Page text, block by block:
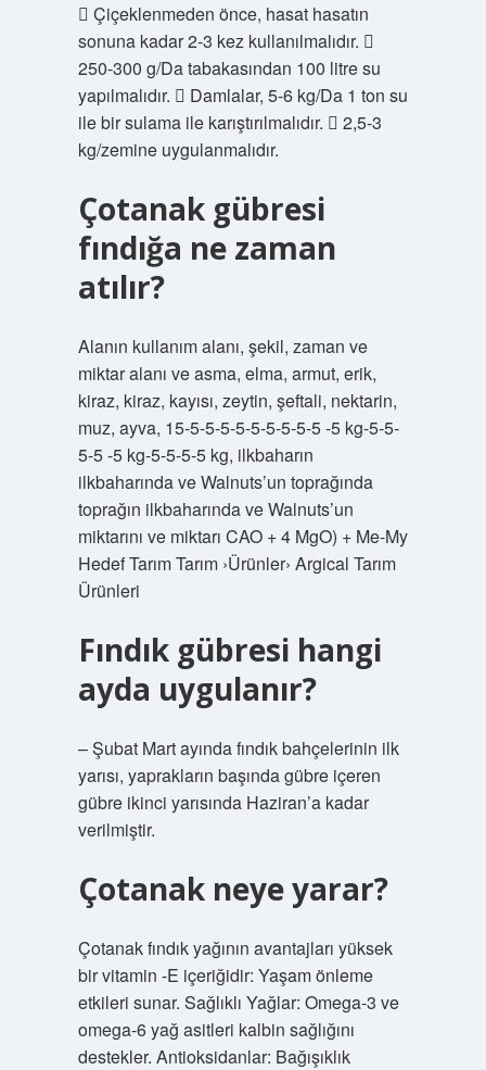
 Çiçeklenmeden önce, hasat hasatın
sonuna kadar 2-3 kez kullanılmalıdır. 
250-300 g/Da tabakasından 100 litre su
yapılmalıdır.  Damlalar, 5-6 kg/Da 1 ton su
ile bir sulama ile karıştırılmalıdır.  2,5-3
kg/zemine uygulanmalıdır.
Çotanak gübresi
fındığa ne zaman
atılır?
Alanın kullanım alanı, şekil, zaman ve
miktar alanı ve asma, elma, armut, erik,
kiraz, kiraz, kayısı, zeytin, şeftali, nektarin,
muz, ayva, 15-5-5-5-5-5-5-5-5-5 -5 kg-5-5-
5-5 -5 kg-5-5-5-5 kg, ilkbaharın
ilkbaharında ve Walnuts’un toprağında
toprağın ilkbaharında ve Walnuts’un
miktarını ve miktarı CAO + 4 MgO) + Me-My
Hedef Tarım Tarım ›Ürünler› Argical Tarım
Ürünleri
Fındık gübresi hangi
ayda uygulanır?
– Şubat Mart ayında fındık bahçelerinin ilk
yarısı, yaprakların başında gübre içeren
gübre ikinci yarısında Haziran’a kadar
verilmiştir.
Çotanak neye yarar?
Çotanak fındık yağının avantajları yüksek
bir vitamin -E içeriğidir: Yaşam önleme
etkileri sunar. Sağlıklı Yağlar: Omega-3 ve
omega-6 yağ asitleri kalbin sağlığını
destekler. Antioksidanlar: Bağışıklık